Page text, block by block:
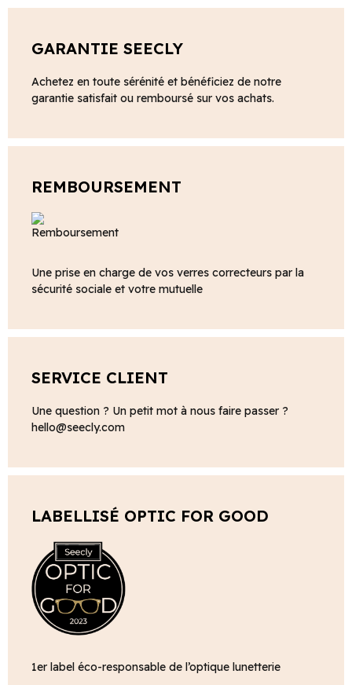
GARANTIE SEECLY
Achetez en toute sérénité et bénéficiez de notre
garantie satisfait ou remboursé sur vos achats.
REMBOURSEMENT
Une prise en charge de vos verres correcteurs par la
sécurité sociale et votre mutuelle
SERVICE CLIENT
Une question ? Un petit mot à nous faire passer ?
hello@seecly.com
LABELLISÉ OPTIC FOR GOOD
1er label éco-responsable de l’optique lunetterie